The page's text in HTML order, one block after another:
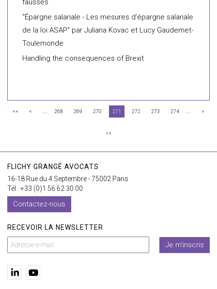
fausses
"Épargne salariale - Les mesures d’épargne salariale
de la loi ASAP" par Juliana Kovac et Lucy Gaudemet-
Toulemonde
Handling the consequences of Brexit
<< < ... 268 269 270 271 272 273 274 ... >
>>
FLICHY GRANGÉ AVOCATS
16-18 Rue du 4 Septembre - 75002 Paris
Tél : +33 (0)1 56 62 30 00
Contactez-nous
RECEVOIR LA NEWSLETTER
Je m'inscris